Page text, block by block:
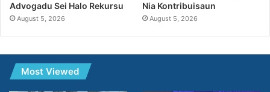
Advogadu Sei Halo Rekursu
August 5, 2026
Nia Kontribuisaun
August 5, 2026
Most Viewed